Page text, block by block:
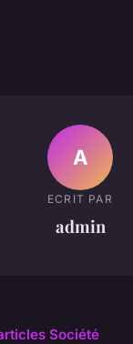
A
ECRIT PAR
admin
Société